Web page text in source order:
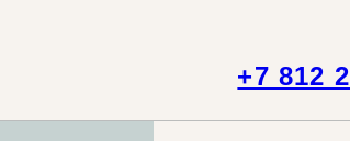
+7 812